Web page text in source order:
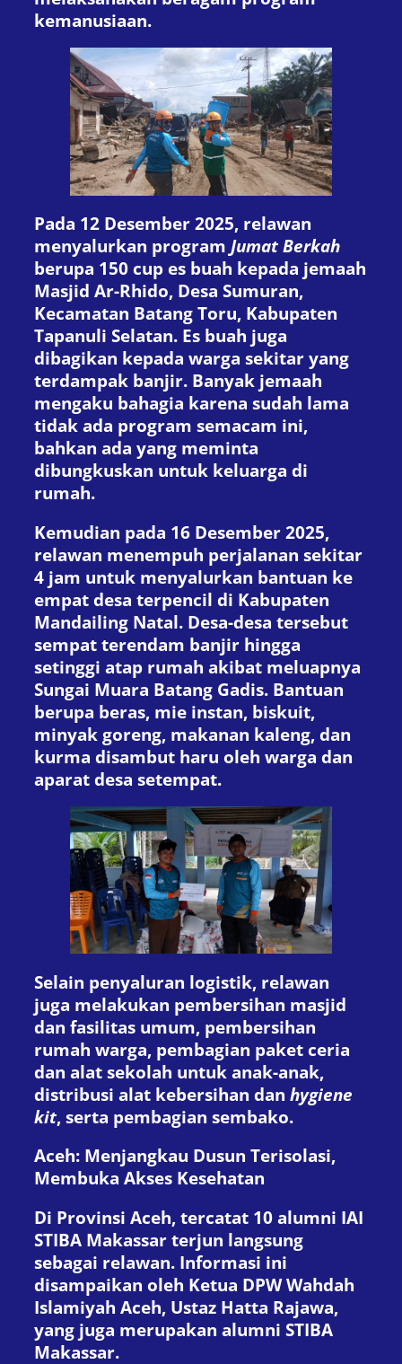
kemanusiaan.
Pada 12 Desember 2025, relawan
menyalurkan program Jumat Berkah
berupa 150 cup es buah kepada jemaah
Masjid Ar-Rhido, Desa Sumuran,
Kecamatan Batang Toru, Kabupaten
Tapanuli Selatan. Es buah juga
dibagikan kepada warga sekitar yang
terdampak banjir. Banyak jemaah
mengaku bahagia karena sudah lama
tidak ada program semacam ini,
bahkan ada yang meminta
dibungkuskan untuk keluarga di
rumah.
Kemudian pada 16 Desember 2025,
relawan menempuh perjalanan sekitar
4 jam untuk menyalurkan bantuan ke
empat desa terpencil di Kabupaten
Mandailing Natal. Desa-desa tersebut
sempat terendam banjir hingga
setinggi atap rumah akibat meluapnya
Sungai Muara Batang Gadis. Bantuan
berupa beras, mie instan, biskuit,
minyak goreng, makanan kaleng, dan
kurma disambut haru oleh warga dan
aparat desa setempat.
Selain penyaluran logistik, relawan
juga melakukan pembersihan masjid
dan fasilitas umum, pembersihan
rumah warga, pembagian paket ceria
dan alat sekolah untuk anak-anak,
distribusi alat kebersihan dan hygiene
kit, serta pembagian sembako.
Aceh: Menjangkau Dusun Terisolasi,
Membuka Akses Kesehatan
Di Provinsi Aceh, tercatat 10 alumni IAI
STIBA Makassar terjun langsung
sebagai relawan. Informasi ini
disampaikan oleh Ketua DPW Wahdah
Islamiyah Aceh, Ustaz Hatta Rajawa,
yang juga merupakan alumni STIBA
Makassar.